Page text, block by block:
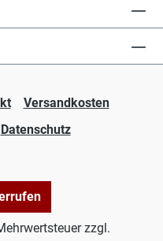
Versandkosten
Datenschutz
zzgl.